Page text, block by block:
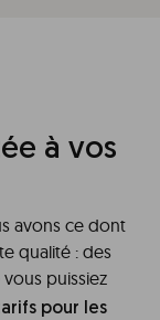
à vos
avons ce dont
qualité : des
puissiez
pour les